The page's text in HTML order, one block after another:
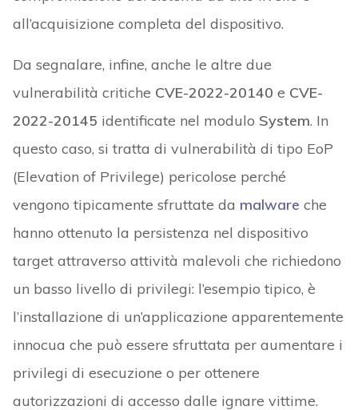
all’acquisizione completa del dispositivo.
Da segnalare, infine, anche le altre due
vulnerabilità critiche CVE-2022-20140 e CVE-
2022-20145 identificate nel modulo System. In
questo caso, si tratta di vulnerabilità di tipo EoP
(Elevation of Privilege) pericolose perché
vengono tipicamente sfruttate da malware che
hanno ottenuto la persistenza nel dispositivo
target attraverso attività malevoli che richiedono
un basso livello di privilegi: l’esempio tipico, è
l’installazione di un’applicazione apparentemente
innocua che può essere sfruttata per aumentare i
privilegi di esecuzione o per ottenere
autorizzazioni di accesso dalle ignare vittime.